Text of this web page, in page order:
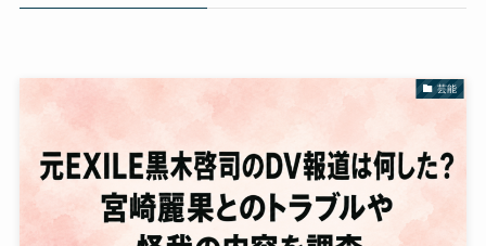
芸能